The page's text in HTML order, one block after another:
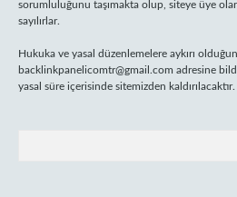
sorumluluğunu taşımakta olup, siteye üye
sayılırlar.
Hukuka ve yasal düzenlemelere aykırı
backlinkpanelicomtr@gmail.com adresine
yasal süre içerisinde sitemizden kaldırılacaktır.